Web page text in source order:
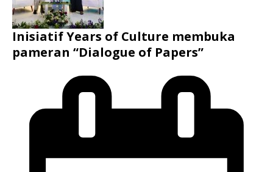
Inisiatif Years of Culture membuka
pameran “Dialogue of Papers”